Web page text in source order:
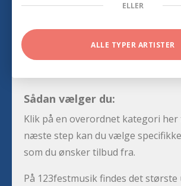
ELLER
ALLE TYPER ARTISTER
Sådan vælger du:
Klik på en overordnet kategori her
næste step kan du vælge
som du ønsker tilbud fra.
På 123festmusik findes det største